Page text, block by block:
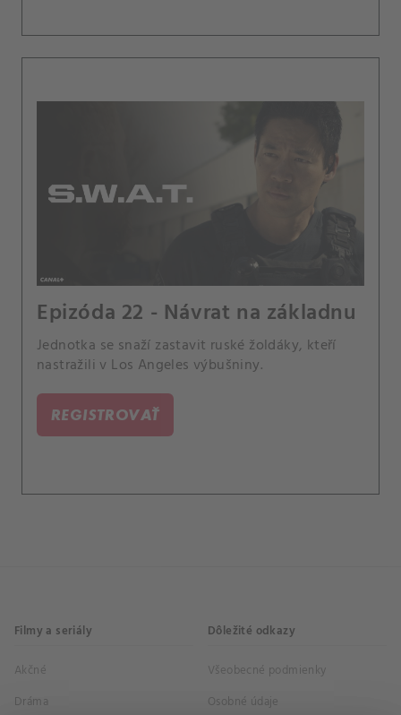
Epizóda 22 - Návrat na základnu
Jednotka se snaží zastavit ruské žoldáky, kteří
nastražili v Los Angeles výbušniny.
REGISTROVAŤ
Filmy a seriály
Akčné
Dráma
Dôležité odkazy
Všeobecné podmienky
Osobné údaje